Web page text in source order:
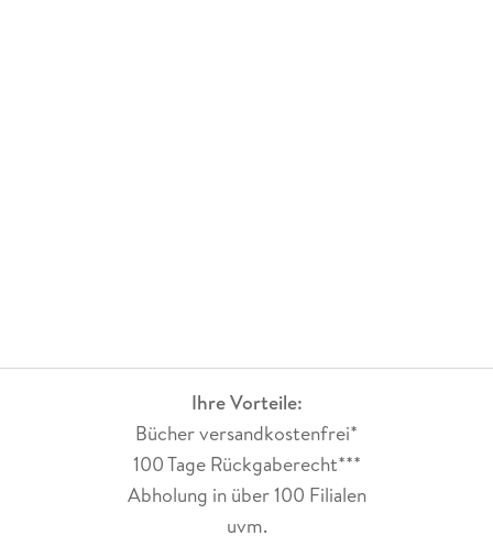
Ihre Vorteile:
Bücher versandkostenfrei*
100 Tage Rückgaberecht***
Abholung in über 100 Filialen
uvm.